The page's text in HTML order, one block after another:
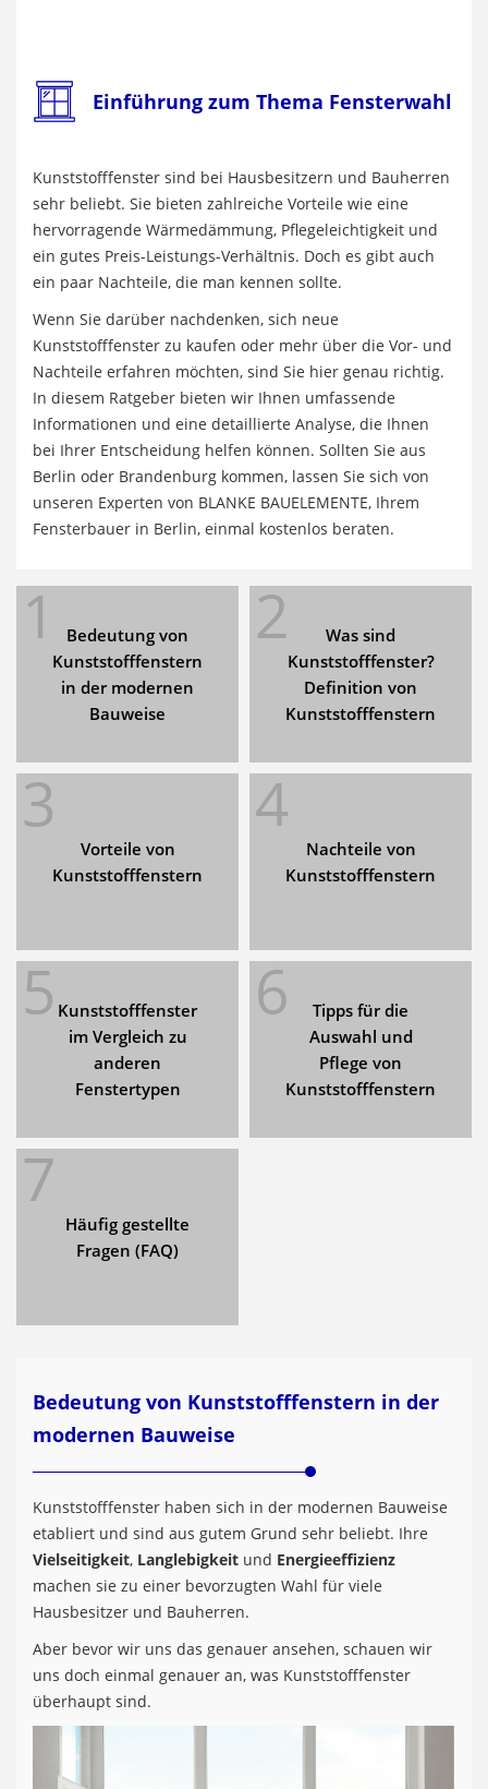
Einführung zum Thema Fensterwahl
Kunststofffenster sind bei Hausbesitzern und Bauherren
sehr beliebt. Sie bieten zahlreiche Vorteile wie eine
hervorragende Wärmedämmung, Pflegeleichtigkeit und
ein gutes Preis-Leistungs-Verhältnis. Doch es gibt auch
ein paar Nachteile, die man kennen sollte.
Wenn Sie darüber nachdenken, sich neue
Kunststofffenster zu kaufen oder mehr über die Vor- und
Nachteile erfahren möchten, sind Sie hier genau richtig.
In diesem Ratgeber bieten wir Ihnen umfassende
Informationen und eine detaillierte Analyse, die Ihnen
bei Ihrer Entscheidung helfen können. Sollten Sie aus
Berlin oder Brandenburg kommen, lassen Sie sich von
unseren Experten von BLANKE BAUELEMENTE, Ihrem
Fensterbauer in Berlin, einmal kostenlos beraten.
1
Bedeutung von
Kunststofffenstern
in der modernen
Bauweise
2
Was sind
Kunststofffenster?
Definition von
Kunststofffenstern
3
Vorteile von
Kunststofffenstern
4
Nachteile von
Kunststofffenstern
5 Kunststofffenster
im Vergleich zu
anderen
Fenstertypen
6
Tipps für die
Auswahl und
Pflege von
Kunststofffenstern
7
Häufig gestellte
Fragen (FAQ)
Bedeutung von Kunststofffenstern in der
modernen Bauweise
Kunststofffenster haben sich in der modernen Bauweise
etabliert und sind aus gutem Grund sehr beliebt. Ihre
Vielseitigkeit, Langlebigkeit und Energieeffizienz
machen sie zu einer bevorzugten Wahl für viele
Hausbesitzer und Bauherren.
Aber bevor wir uns das genauer ansehen, schauen wir
uns doch einmal genauer an, was Kunststofffenster
überhaupt sind.